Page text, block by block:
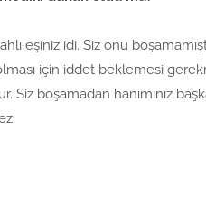
eşiniz idi. Siz onu
için iddet beklemesi
Siz boşamadan hanımınız